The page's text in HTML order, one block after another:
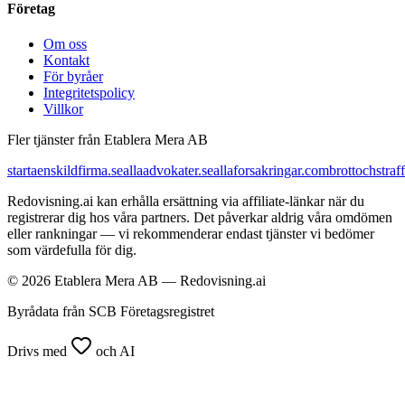
Företag
Om oss
Kontakt
För byråer
Integritetspolicy
Villkor
Fler tjänster från Etablera Mera AB
startaenskildfirma.seallaadvokater.seallaforsakringar.com
Redovisning.ai kan erhålla ersättning via affiliate-länkar när du
registrerar dig hos våra partners. Det påverkar aldrig våra omdömen
eller rankningar — vi rekommenderar endast tjänster vi bedömer
som värdefulla för dig.
© 2026 Etablera Mera AB — Redovisning.ai
Byrådata från SCB Företagsregistret
Drivs med och AI